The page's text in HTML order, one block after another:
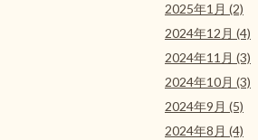
2025年1月 (2)
2024年12月 (4)
2024年11月 (3)
2024年10月 (3)
2024年9月 (5)
2024年8月 (4)